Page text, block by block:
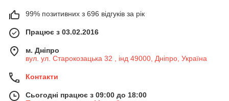
99% позитивних з 696 відгуків за рік
Працює з 03.02.2016
м. Дніпро
вул. ул. Старокозацька 32 , інд 49000, Дніпро, Україна
Контакти
Сьогодні працює з 09:00 до 18:00